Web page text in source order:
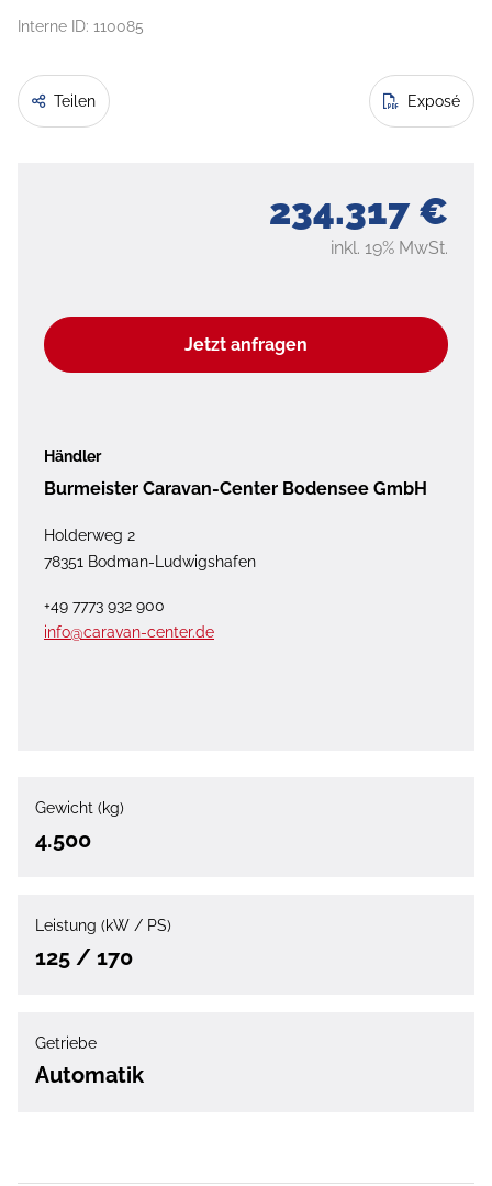
Interne ID: 110085
Teilen Exposé
234.317 €
inkl. 19% MwSt.
Jetzt anfragen
Händler
Burmeister Caravan-Center Bodensee GmbH
Holderweg 2
78351 Bodman-Ludwigshafen
+49 7773 932 900
info@caravan-center.de
Gewicht (kg)
4.500
Leistung (kW / PS)
125 / 170
Getriebe
Automatik